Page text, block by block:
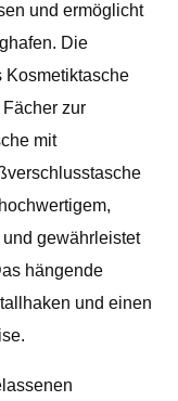
und ermöglicht
Die
Kosmetiktasche
zur
mit
gewährleistet
hängende
und einen